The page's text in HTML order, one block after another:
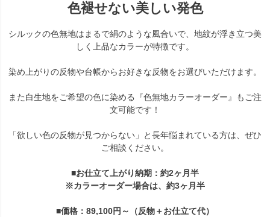
色褪せない美しい発色
シルックの色無地はまるで絹のような風合いで、地紋が浮き立つ美
しく上品なカラーが特徴です。
染め上がりの反物や台帳からお好きな反物をお選びいただけます。
また白生地をご希望の色に染める『色無地カラーオーダー』もご注
文可能です！
「欲しい色の反物が見つからない」と長年悩まれている方は、ぜひ
ご相談ください。
■お仕立て上がり納期：約2ヶ月半
※カラーオーダー場合は、約3ヶ月半
■価格：89,100円～（反物＋お仕立て代）